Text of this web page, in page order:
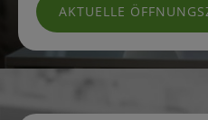
AKTUELLE